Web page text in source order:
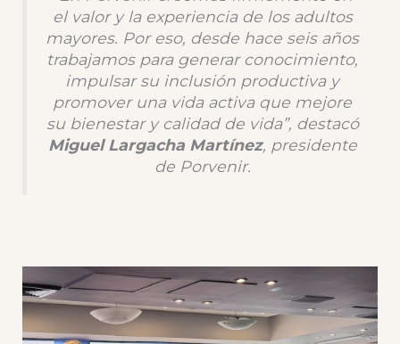
el valor y la experiencia de los adultos
mayores. Por eso, desde hace seis años
trabajamos para generar conocimiento,
impulsar su inclusión productiva y
promover una vida activa que mejore
su bienestar y calidad de vida”, destacó
Miguel Largacha Martínez, presidente
de Porvenir.